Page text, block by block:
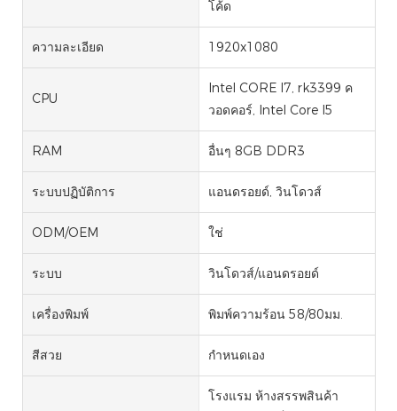
โค้ด
ความละเอียด 1920x1080
CPU
Intel CORE I7, rk3399 ค
วอดคอร์, Intel Core I5
RAM อื่นๆ 8GB DDR3
ระบบปฏิบัติการ แอนดรอยด์, วินโดวส์
ODM/OEM ใช่
ระบบ วินโดวส์/แอนดรอยด์
เครื่องพิมพ์ พิมพ์ความร้อน 58/80มม.
สีสวย กำหนดเอง
โรงแรม ห้างสรรพสินค้า